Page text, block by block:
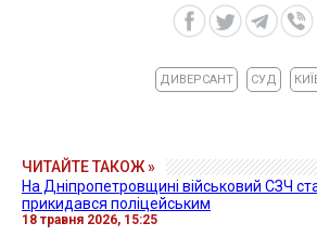
ДИВЕРСАНТ СУД
ЧИТАЙТЕ ТАКОЖ »
На Дніпропетровщині військовий СЗЧ
прикидався поліцейським
18 травня 2026, 15:25